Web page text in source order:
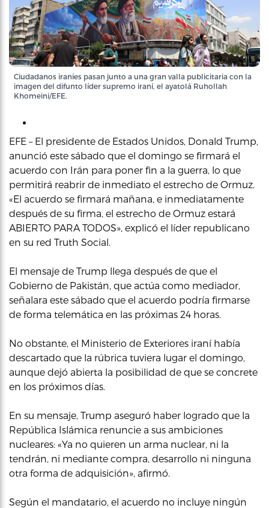
Ciudadanos iraníes pasan junto a una gran valla publicitaria con la
imagen del difunto líder supremo iraní, el ayatolá Ruhollah
Khomeini/EFE.
EFE – El presidente de Estados Unidos, Donald Trump,
anunció este sábado que el domingo se firmará el
acuerdo con Irán para poner fin a la guerra, lo que
permitirá reabrir de inmediato el estrecho de Ormuz.
«El acuerdo se firmará mañana, e inmediatamente
después de su firma, el estrecho de Ormuz estará
ABIERTO PARA TODOS», explicó el líder republicano
en su red Truth Social.
El mensaje de Trump llega después de que el
Gobierno de Pakistán, que actúa como mediador,
señalara este sábado que el acuerdo podría firmarse
de forma telemática en las próximas 24 horas.
No obstante, el Ministerio de Exteriores iraní había
descartado que la rúbrica tuviera lugar el domingo,
aunque dejó abierta la posibilidad de que se concrete
en los próximos días.
En su mensaje, Trump aseguró haber logrado que la
República Islámica renuncie a sus ambiciones
nucleares: «Ya no quieren un arma nuclear, ni la
tendrán, ni mediante compra, desarrollo ni ninguna
otra forma de adquisición», afirmó.
Según el mandatario, el acuerdo no incluye ningún